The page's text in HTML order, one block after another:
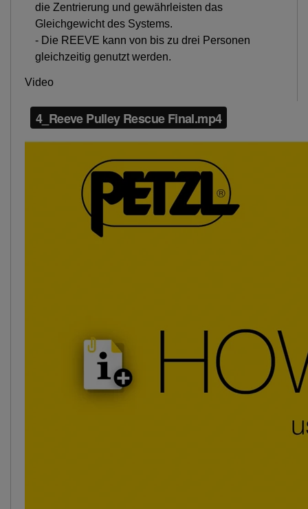
die Zentrierung und gewährleisten das
Gleichgewicht des Systems.
- Die REEVE kann von bis zu drei Personen
gleichzeitig genutzt werden.
Video